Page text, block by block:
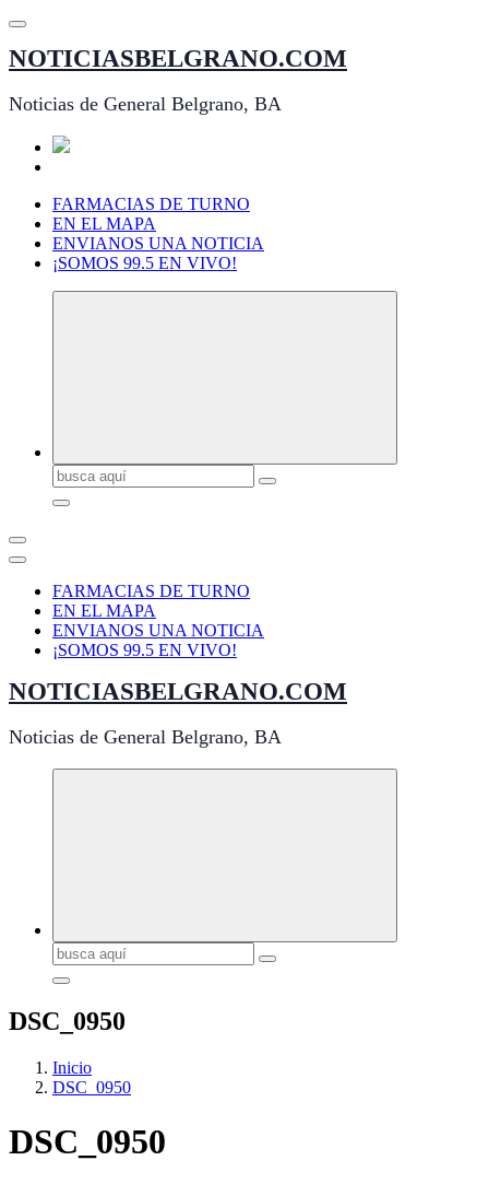
Saltar
contenido
NOTICIASBELGRANO.COM
Noticias de General Belgrano, BA
FARMACIAS DE TURNO
EN EL MAPA
ENVIANOS UNA NOTICIA
¡SOMOS 99.5 EN VIVO!
Buscar:
FARMACIAS DE TURNO
EN EL MAPA
ENVIANOS UNA NOTICIA
¡SOMOS 99.5 EN VIVO!
NOTICIASBELGRANO.COM
Noticias de General Belgrano, BA
Buscar:
DSC_0950
Inicio
DSC_0950
DSC_0950